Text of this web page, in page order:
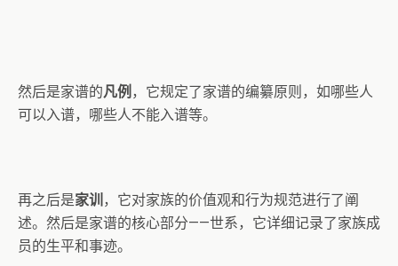
然后是家谱的凡例 ，它规定了家谱的编纂原则，如哪些人
可以入谱，哪些人不能入谱等。
再之后是家训 ，它对家族的价值观和行为规范进行了阐
述。然后是家谱的核心部分——世系，它详细记录了家族成
员的生平和事迹。